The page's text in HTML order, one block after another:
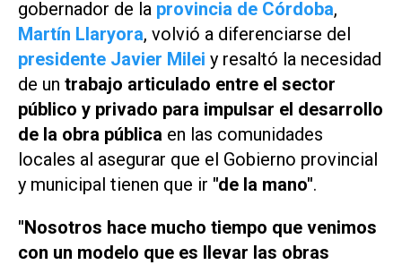
gobernador de la provincia de Córdoba,
Martín Llaryora, volvió a diferenciarse del
presidente Javier Milei y resaltó la necesidad
de un trabajo articulado entre el sector
público y privado para impulsar el desarrollo
de la obra pública en las comunidades
locales al asegurar que el Gobierno provincial
y municipal tienen que ir "de la mano".
"Nosotros hace mucho tiempo que venimos
con un modelo que es llevar las obras